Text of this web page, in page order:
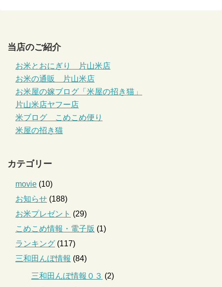
当店のご紹介
お米とおにぎり 片山米店
お米の通販 片山米店
お米屋の嫁ブログ「米屋の招き猫」
片山米店ヤフー店
米ブログ こめこめ便り
米屋の招き猫
カテゴリー
movie (10)
お知らせ (188)
お米プレゼント (29)
こめこめ情報・電子版 (1)
ランキング (117)
三和田んぼ情報 (84)
三和田んぼ情報０３ (2)